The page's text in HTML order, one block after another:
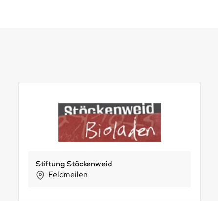
Bio Casa 5 Stelle – Agno
Agno
Steiner-Mühle AG